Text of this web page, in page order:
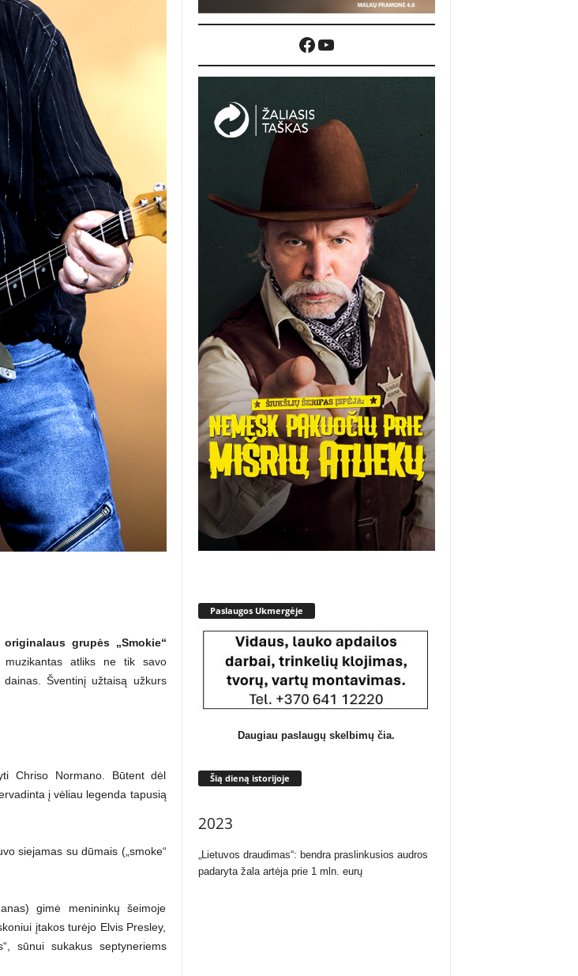
grupės „Smokie“
muzikantas atliks ne tik savo
dainas. Šventinį užtaisą užkurs
Chriso Normano. Būtent dėl
į vėliau legenda tapusią
siejamas su dūmais („smoke“
gimė menininkų šeimoje
įtakos turėjo Elvis Presley,
sūnui sukakus septyneriems
Facebook
YouTube
Paslaugos Ukmergėje
Daugiau paslaugų skelbimų čia.
Šią dieną istorijoje
2023
„Lietuvos draudimas“: bendra praslinkusios audros
padaryta žala artėja prie 1 mln. eurų